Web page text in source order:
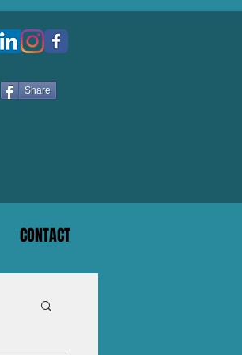
Share
CONTACT